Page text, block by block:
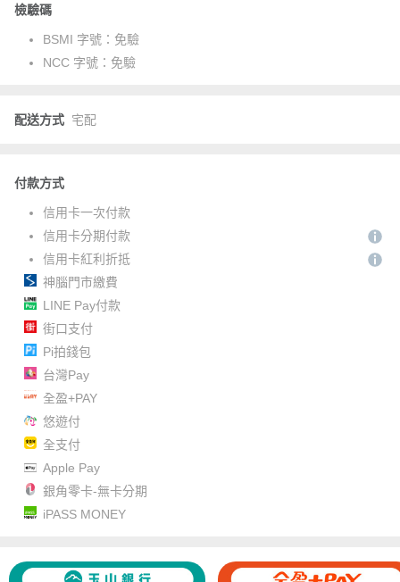
檢驗碼
BSMI 字號： 免驗
NCC 字號： 免驗
配送方式 宅配
付款方式
信用卡一次付款
信用卡分期付款
信用卡紅利折抵
神腦門市繳費
LINE Pay付款
街口支付
Pi拍錢包
台灣Pay
全盈+PAY
悠遊付
全支付
Apple Pay
銀角零卡-無卡分期
iPASS MONEY